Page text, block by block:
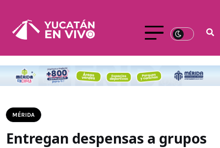
MÉRIDA
Entregan despensas a grupos